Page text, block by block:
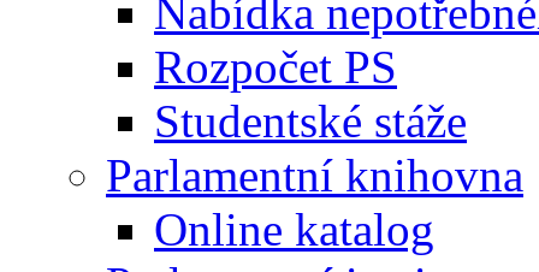
Nabídka
Rozpočet PS
Studentské stáže
Parlamentní knihovna
Online katalog